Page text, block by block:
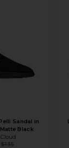
Sandal in
Black
$135